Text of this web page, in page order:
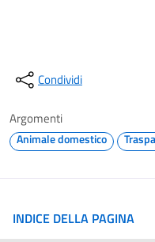
Condividi
Argomenti
Animale domestico
INDICE DELLA PAGINA